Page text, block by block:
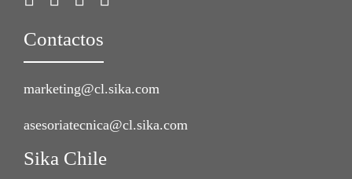
Contactos
marketing@cl.sika.com
asesoriatecnica@cl.sika.com
Sika Chile